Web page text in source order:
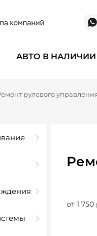
АВТО В НАЛИЧИИ
рулевого
от 1 750